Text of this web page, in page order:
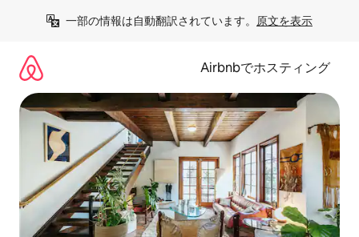
一部の情報は自動翻訳されています。 原文を表示
Airbnbでホスティング